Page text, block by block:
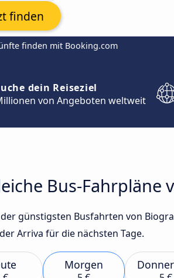
finden mit Booking.com
finden
dein Reiseziel
von Angeboten weltweit
Bus-Fahrpläne
günstigsten Busfahrten von
Arriva für die nächsten Tage.
Morgen